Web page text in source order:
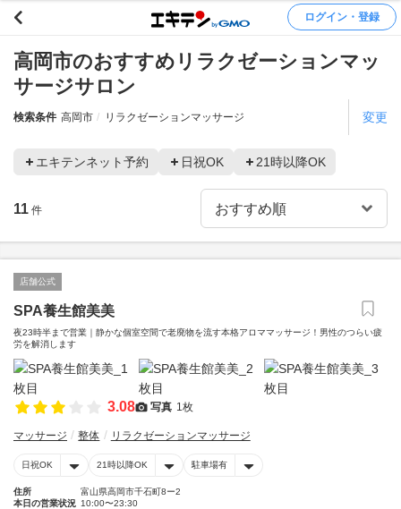
ログイン・登録
高岡市のおすすめリラクゼーションマッ
サージサロン
検索条件 高岡市 リラクゼーションマッサージ 変更
エキテンネット予約 日祝OK 21時以降OK
11 件
店舗公式
SPA養生館美美
夜23時半まで営業｜静かな個室空間で老廃物を流す本格アロママッサージ！男性のつらい疲
労を解消します
3.08 写真 1枚
マッサージ 整体 リラクゼーションマッサージ
日祝OK 21時以降OK 駐車場有
住所
富山県高岡市千石町8ー2
本日の営業状況 10:00〜23:30